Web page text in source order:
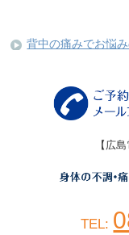
背中の痛みでお悩
【広
TEL: